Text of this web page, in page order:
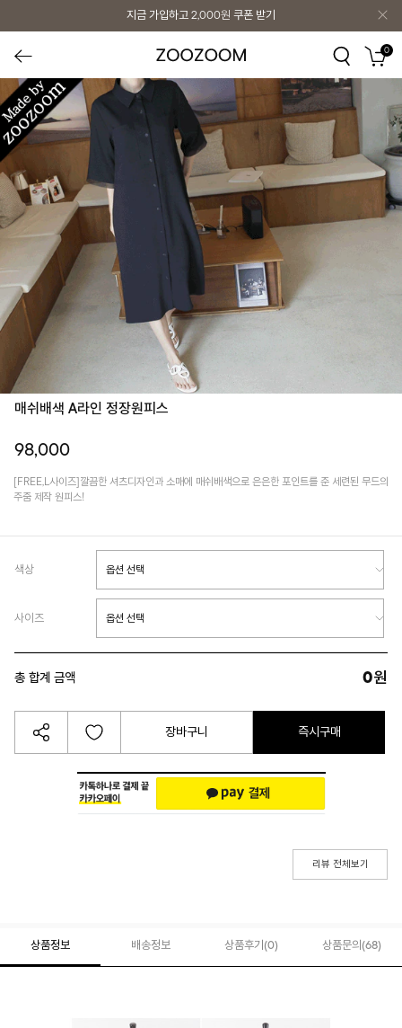
지금 가입하고 2,000원 쿠폰 받기
0
매쉬배색 A라인 정장원피스
98,000
[FREE,L사이즈]깔끔한 셔츠디자인과 소매에 매쉬배색으로 은은한 포인트를 준 세련된 무드의
주줌 제작 원피스!
색상
사이즈
총 합계 금액 0원
장바구니 즉시구매
리뷰 전체보기
상품정보 배송정보 상품후기(0) 상품문의 (68)